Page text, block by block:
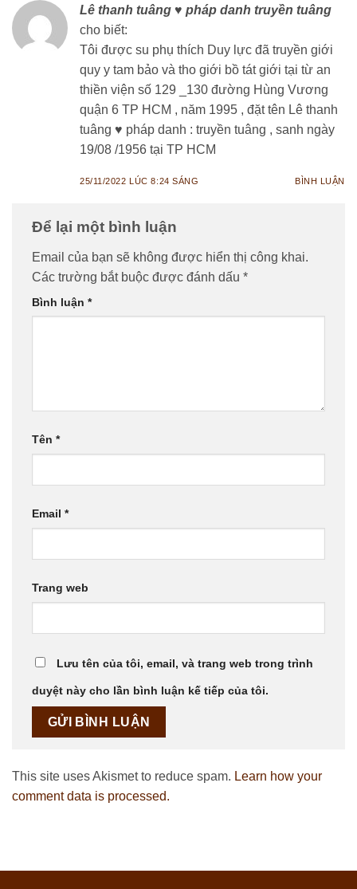
Lê thanh tuâng ♥️ pháp danh truyền tuâng
cho biết:
Tôi được su phụ thích Duy lực đã truyền giới
quy y tam bảo và tho giới bồ tát giới tại từ an
thiền viện số 129 _130 đường Hùng Vương
quận 6 TP HCM , năm 1995 , đặt tên Lê thanh
tuâng ♥️ pháp danh : truyền tuâng , sanh ngày
19/08 /1956 tại TP HCM
25/11/2022 LÚC 8:24 SÁNG BÌNH LUẬN
Để lại một bình luận
Email của bạn sẽ không được hiển thị công khai.
Các trường bắt buộc được đánh dấu *
Bình luận *
Tên *
Email *
Trang web
Lưu tên của tôi, email, và trang web trong trình
duyệt này cho lần bình luận kế tiếp của tôi.
This site uses Akismet to reduce spam. Learn how your
comment data is processed.